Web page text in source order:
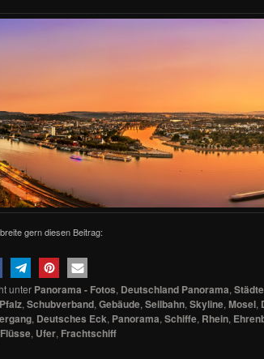
gern diesen Beitrag:
unter Panorama - Fotos, Deutschland Panorama, Städte
, Schubverband, Gebäude, Seilbahn, Skyline, Mosel,
, Deutsches Eck, Panorama, Schiffe, Rhein,
Flüsse, Ufer, Frachtschiff